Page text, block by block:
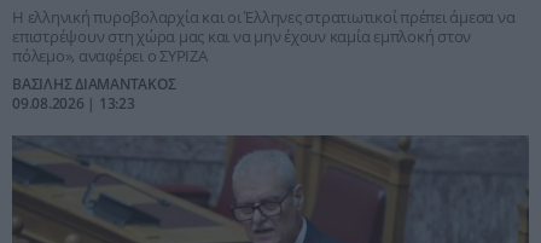
Η ελληνική πυροβολαρχία και οι Έλληνες στρατιωτικοί πρέπει άμεσα να
επιστρέψουν στη χώρα μας και να μην έχουν καμία εμπλοκή στον
πόλεμο», αναφέρει ο ΣΥΡΙΖΑ
ΒΑΣΙΛΗΣ ΔΙΑΜΑΝΤΑΚΟΣ
09.08.2026 | 13:23